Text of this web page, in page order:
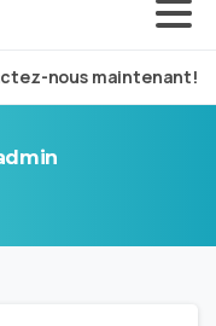
nous maintenant!